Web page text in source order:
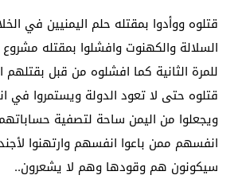
قتلوه ووأدوا بمقتله حلم اليمنيين في
السلالة والكهنوت وافشلوا بمقتله مشروع
للمرة الثانية كما افشلوه من قبل
قتلوه حتى لا تعود الدولة ويستمروا في
ويجعلوا من اليمن ساحة لتصفية
انفسهم ممن باعوا انفسهم وارتهنوا
سيكونون هم وقودها وهم لا يشعرون..